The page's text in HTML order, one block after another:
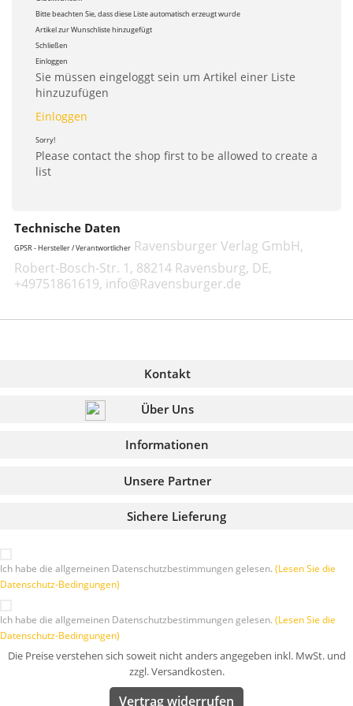
Bitte beachten Sie, dass diese Liste automatisch erzeugt wurde
Artikel zur Wunschliste hinzugefügt
Schließen
Einloggen
Sie müssen eingeloggt sein um Artikel einer Liste
hinzuzufügen
Einloggen
Sorry!
Please contact the shop first to be allowed to create a
list
Technische Daten
GPSR - Hersteller / Verantwortlicher Ravensburger Verlag GmbH,
Robert-Bosch-Str. 1, 88214 Ravensburg, DE,
+49751861619, info@Ravensburger.de
Kontakt
Über Uns
Informationen
Sichere Lieferung
Unsere Partner
Ich habe die allgemeinen Datenschutzbestimmungen gelesen. (Lesen Sie die
Datenschutz-Bedingungen)
Ich habe die allgemeinen Datenschutzbestimmungen gelesen. (Lesen Sie die
Datenschutz-Bedingungen)
Die Preise verstehen sich soweit nicht anders angegeben inkl. MwSt. und
zzgl. Versandkosten.
Vertrag widerrufen